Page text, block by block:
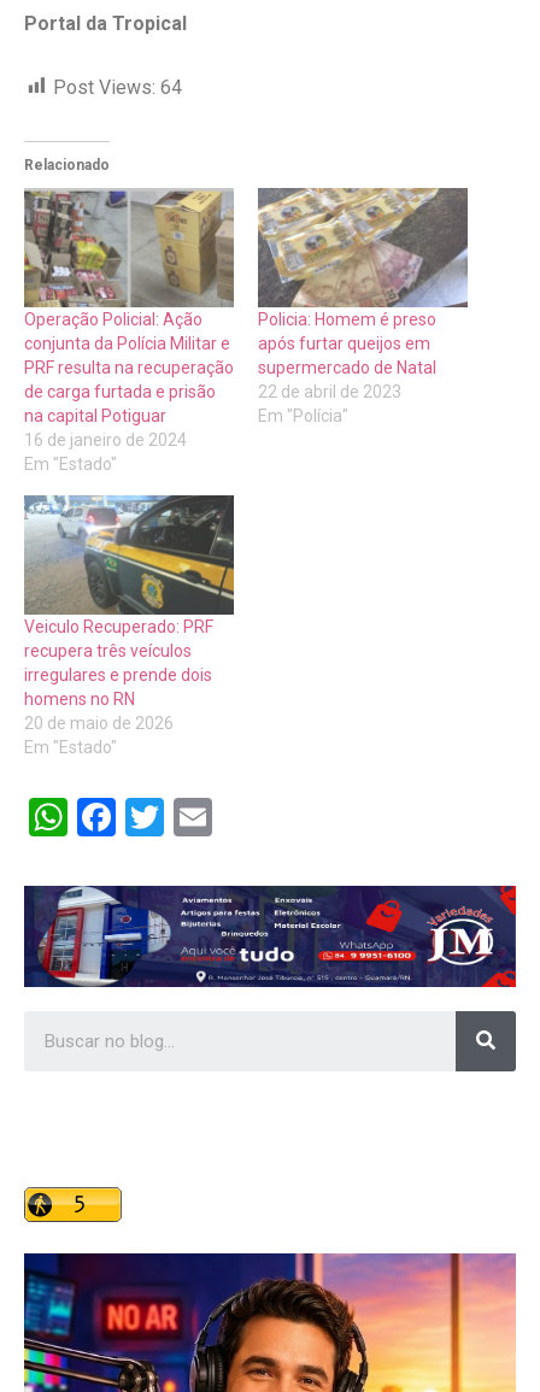
Portal da Tropical
Post Views: 64
Relacionado
Operação Policial: Ação
conjunta da Polícia Militar e
PRF resulta na recuperação
de carga furtada e prisão
na capital Potiguar
16 de janeiro de 2024
Em "Estado"
Policia: Homem é preso
após furtar queijos em
supermercado de Natal
22 de abril de 2023
Em "Polícia"
Veiculo Recuperado: PRF
recupera três veículos
irregulares e prende dois
homens no RN
20 de maio de 2026
Em "Estado"
WhatsApp
Facebook
Twitter